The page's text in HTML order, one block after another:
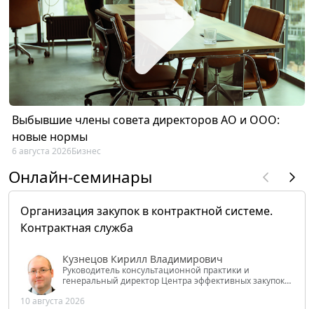
Выбывшие члены совета директоров АО и ООО:
новые нормы
6 августа 2026Бизнес
Онлайн-семинары
Организация закупок в контрактной системе.
Контрактная служба
Кузнецов Кирилл Владимирович
Руководитель консультационной практики и
генеральный директор Центра эффективных закупок
РФ
10 августа 2026